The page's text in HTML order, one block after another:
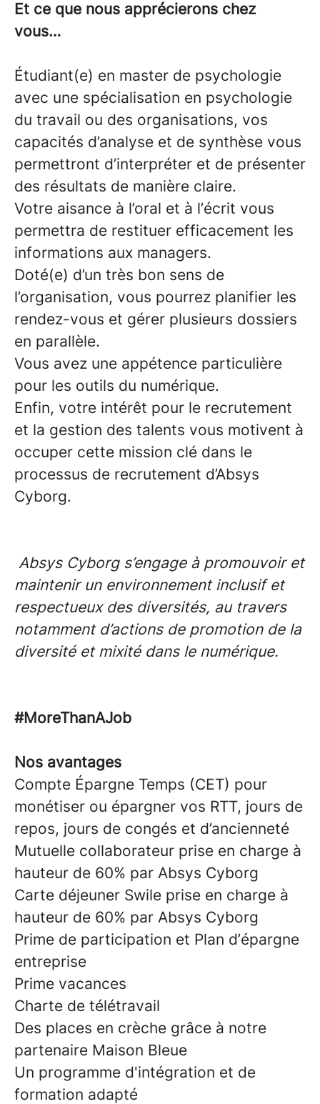
Et ce que nous apprécierons chez
vous…
Étudiant(e) en master de psychologie
avec une spécialisation en psychologie
du travail ou des organisations, vos
capacités d’analyse et de synthèse vous
permettront d’interpréter et de présenter
des résultats de manière claire.
Votre aisance à l’oral et à l’écrit vous
permettra de restituer efficacement les
informations aux managers.
Doté(e) d’un très bon sens de
l’organisation, vous pourrez planifier les
rendez-vous et gérer plusieurs dossiers
en parallèle.
Vous avez une appétence particulière
pour les outils du numérique.
Enfin, votre intérêt pour le recrutement
et la gestion des talents vous motivent à
occuper cette mission clé dans le
processus de recrutement d’Absys
Cyborg.
Absys Cyborg s’engage à promouvoir et
maintenir un environnement inclusif et
respectueux des diversités, au travers
notamment d’actions de promotion de la
diversité et mixité dans le numérique.
#MoreThanAJob
Nos avantages
Compte Épargne Temps (CET) pour
monétiser ou épargner vos RTT, jours de
repos, jours de congés et d’ancienneté
Mutuelle collaborateur prise en charge à
hauteur de 60% par Absys Cyborg
Carte déjeuner Swile prise en charge à
hauteur de 60% par Absys Cyborg
Prime de participation et Plan d’épargne
entreprise
Prime vacances
Charte de télétravail
Des places en crèche grâce à notre
partenaire Maison Bleue
Un programme d'intégration et de
formation adapté